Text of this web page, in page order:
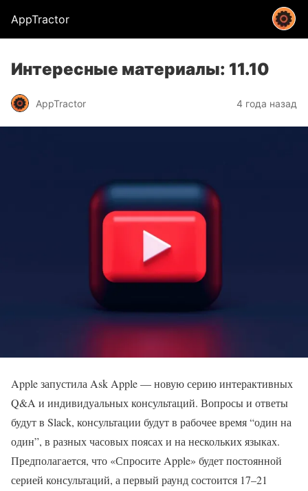
AppTractor
Интересные материалы: 11.10
AppTractor 4 года назад
Apple запустила Ask Apple — новую серию интерактивных
Q&A и индивидуальных консультаций. Вопросы и ответы
будут в Slack, консультации будут в рабочее время “один на
один”, в разных часовых поясах и на нескольких языках.
Предполагается, что «Спросите Apple» будет постоянной
серией консультаций, а первый раунд состоится 17–21